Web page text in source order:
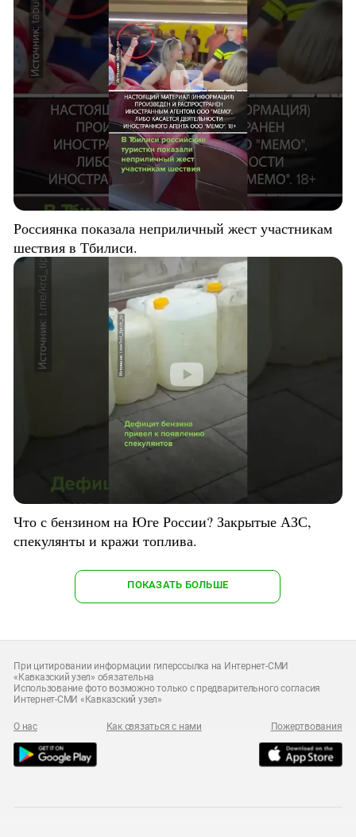
Россиянка показала неприличный жест участникам
шествия в Тбилиси.
Что с бензином на Юге России? Закрытые АЗС,
спекулянты и кражи топлива.
ПОКАЗАТЬ БОЛЬШЕ
При цитировании информации гиперссылка на Интернет-СМИ
«Кавказский узел» обязательна
Использование фото возможно только с предварительного согласия
Интернет-СМИ «Кавказский узел»
О нас Как связаться с нами Пожертвования